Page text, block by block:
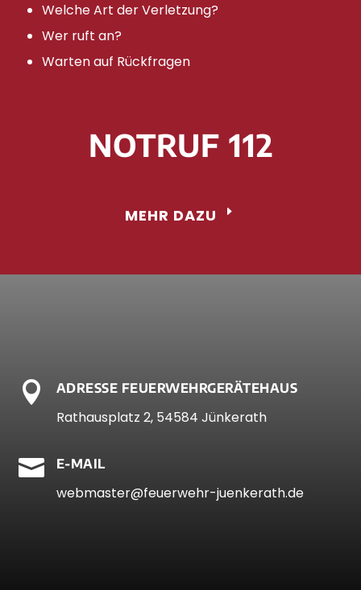
Welche Art der Verletzung?
Wer ruft an?
Warten auf Rückfragen
NOTRUF 112
MEHR DAZU
 ADRESSE FEUERWEHRGERÄTEHAUS
Rathausplatz 2, 54584 Jünkerath
 E-MAIL
webmaster@feuerwehr-juenkerath.de